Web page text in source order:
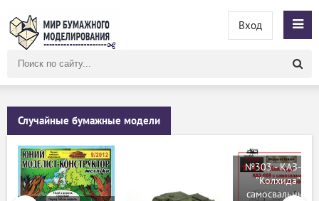
сайту
Вход
Случайные бумажные модели
№303 - КАЗ-608
"Колхида" с
самосвальными